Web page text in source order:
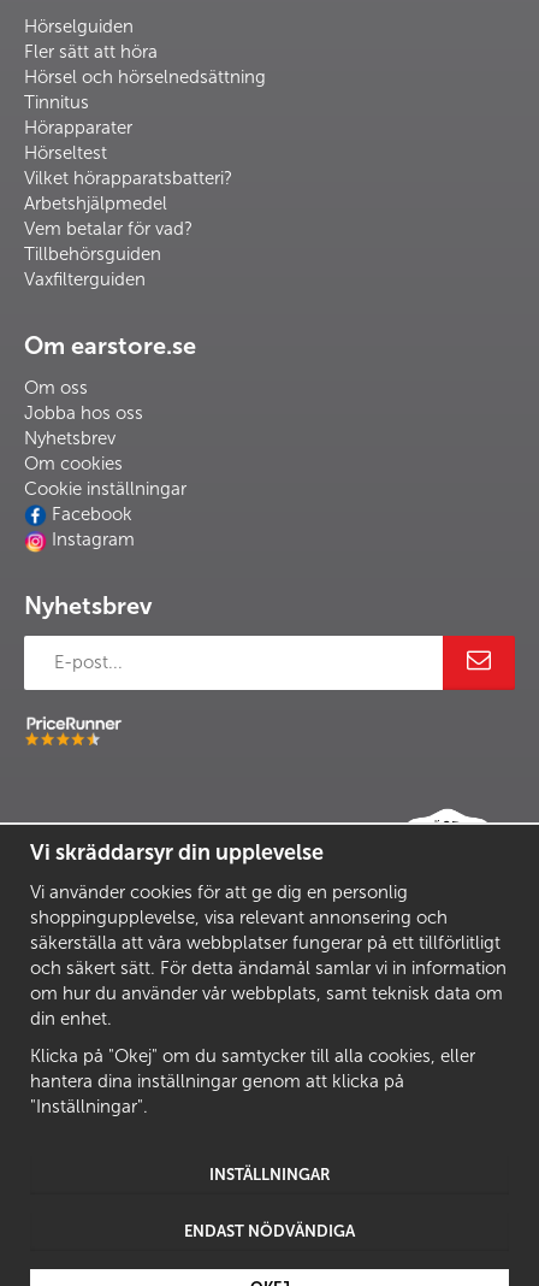
Hörselguiden
Fler sätt att höra
Hörsel och hörselnedsättning
Tinnitus
Hörapparater
Hörseltest
Vilket hörapparatsbatteri?
Arbetshjälpmedel
Vem betalar för vad?
Tillbehörsguiden
Vaxfilterguiden
Om earstore.se
Om oss
Jobba hos oss
Nyhetsbrev
Om cookies
Cookie inställningar
Facebook
Instagram
Nyhetsbrev
Drift & produktion:Wikinggruppen
Vi skräddarsyr din upplevelse
Vi använder cookies för att ge dig en personlig
shoppingupplevelse, visa relevant annonsering och
säkerställa att våra webbplatser fungerar på ett tillförlitligt
och säkert sätt. För detta ändamål samlar vi in information
om hur du använder vår webbplats, samt teknisk data om
din enhet.
Klicka på "Okej" om du samtycker till alla cookies, eller
hantera dina inställningar genom att klicka på
"Inställningar".
INSTÄLLNINGAR
ENDAST NÖDVÄNDIGA